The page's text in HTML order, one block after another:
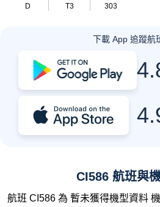
D
T3
303
下載 App 追蹤航
CI586 航班與
航班 CI586 為 暫未獲得機型資料